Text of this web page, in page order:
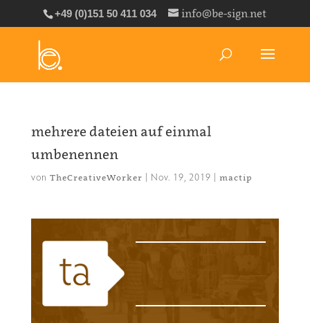
+49 (0)151 50 411 034 info@be-sign.net
mehrere dateien auf einmal
umbenennen
von TheCreativeWorker | Nov. 19, 2019 | mactip